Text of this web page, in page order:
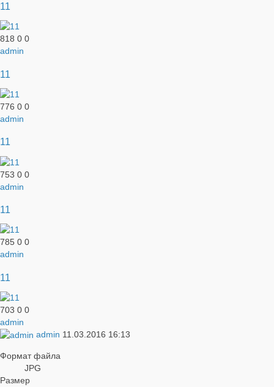
11
818 0 0
admin
11
776 0 0
admin
11
753 0 0
admin
11
785 0 0
admin
11
703 0 0
admin
admin 11.03.2016 16:13
Формат файла
JPG
Размер